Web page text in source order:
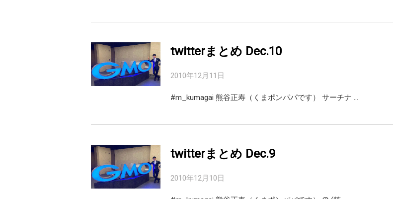
twitterまとめ Dec.10
2010年12月11日
#m_kumagai 熊谷正寿（くまポンパパです） サーチナ …
twitterまとめ Dec.9
2010年12月10日